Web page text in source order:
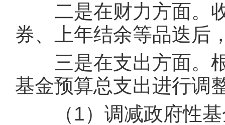
二是在财力方面。收
券、上年结余等品迭后
三是在支出方面。根
基金预算总支出进行调
（1）调减政府性基